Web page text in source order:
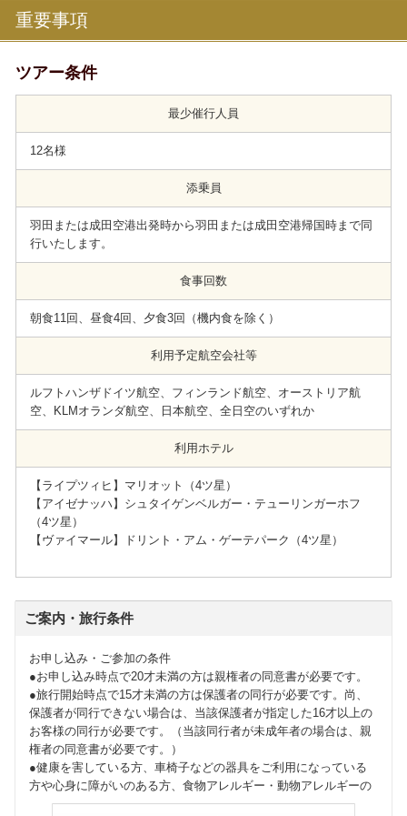
重要事項
ツアー条件
最少催行人員
12名様
添乗員
羽田または成田空港出発時から羽田または成田空港帰国時まで同
行いたします。
食事回数
朝食11回、昼食4回、夕食3回（機内食を除く）
利用予定航空会社等
ルフトハンザドイツ航空、フィンランド航空、オーストリア航
空、KLMオランダ航空、日本航空、全日空のいずれか
利用ホテル
【ライプツィヒ】マリオット（4ツ星）
【アイゼナッハ】シュタイゲンベルガー・テューリンガーホフ
（4ツ星）
【ヴァイマール】ドリント・アム・ゲーテパーク（4ツ星）
ご案内・旅行条件
お申し込み・ご参加の条件
●お申し込み時点で20才未満の方は親権者の同意書が必要です。
●旅行開始時点で15才未満の方は保護者の同行が必要です。尚、
保護者が同行できない場合は、当該保護者が指定した16才以上の
お客様の同行が必要です。（当該同行者が未成年者の場合は、親
権者の同意書が必要です。）
●健康を害している方、車椅子などの器具をご利用になっている
方や心身に障がいのある方、食物アレルギー・動物アレルギーの
ある方、妊娠中の方、妊娠の可能性のある方、身体障害者補助犬